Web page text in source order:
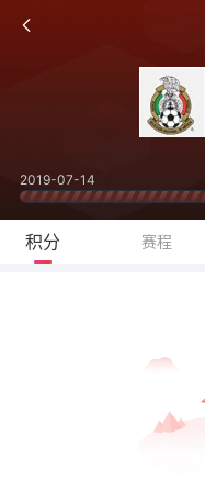
2019-07-14
积分 赛程